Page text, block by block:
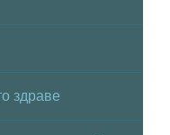
здраве